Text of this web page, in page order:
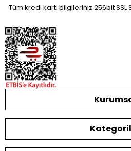
Tüm kredi kartı bilgileriniz 256bit SSL